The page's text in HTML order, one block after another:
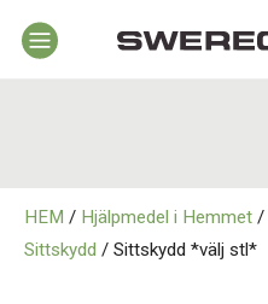
Rörelsehjälpmedel
HEM / Hjälpmedel i Hemmet /
Sittskydd / Sittskydd *välj stl*